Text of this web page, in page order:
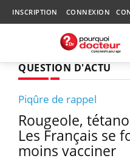
INSCRIPTION CONNEXION
QUESTION D'ACTU
Piqûre de rappel
Rougeole,
Les Français se
moins vacciner